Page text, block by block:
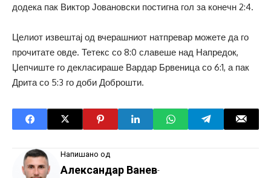
додека пак Виктор Јовановски постигна гол за конечн 2:4.
Целиот извештај од вчерашниот натпревар можете да го
прочитате овде. Тетекс со 8:0 славеше над Напредок,
Џепчиште го декласираше Вардар Брвеница со 6:1, а пак
Дрита со 5:3 го доби Доброшти.
Напишано од
Александар Ванев-